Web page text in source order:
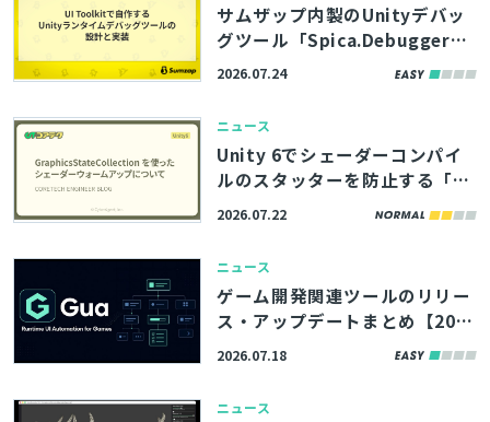
サムザップ内製のUnityデバッ
グツール「Spica.Debugger」
はUI Toolkitで構築。高い拡張
2026.07.24
ニュース
Unity 6でシェーダーコンパイ
ルのスタッターを防止する「Gr
aphicsStateCollection」の活
説
2026.07.22
ニュース
ゲーム開発関連ツールのリリー
ス・アップデートまとめ【202
6/7/18】
2026.07.18
ニュース